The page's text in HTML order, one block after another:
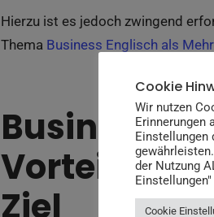
Hierzu ist es jedoch zwingend
Thema Business Englisch als
Business
Vorteile
Ziel
Cookie
Wir nutzen
Erinnerungen
Einstellungen
der Nutzung
Cookie